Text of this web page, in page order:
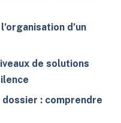
d’un
de solutions
dossier : comprendre